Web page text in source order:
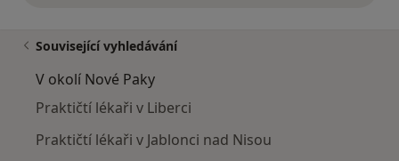
Související vyhledávání
V okolí Nové Paky
Praktičtí lékaři v Liberci
Praktičtí lékaři v Jablonci nad Nisou